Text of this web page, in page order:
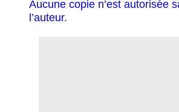
Aucune copie n’est autorisée
l’auteur.